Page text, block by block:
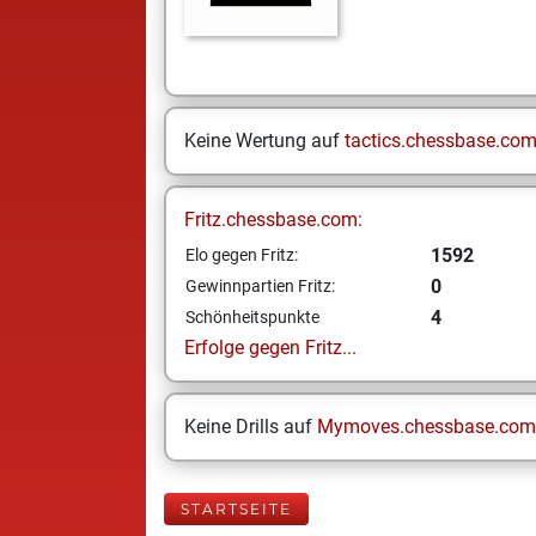
Keine Wertung auf tactics.chessbase.com
Fritz.chessbase.com:
Elo gegen Fritz: 1592
Gewinnpartien Fritz: 0
Schönheitspunkte
4
Erfolge gegen Fritz...
Keine Drills auf Mymoves.chessbase.com
STARTSEITE